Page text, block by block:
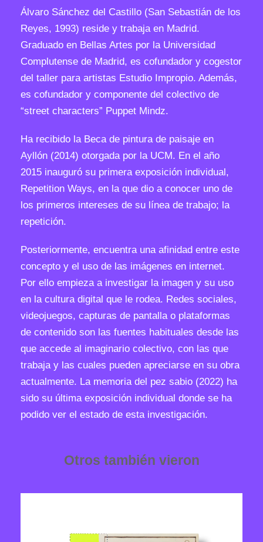
r
m
e
n
l
0
1
"
c
a
n
i
d
a
d
Álvaro Sánchez del Castillo (San Sebastián de los
Reyes, 1993) reside y trabaja en Madrid.
Graduado en Bellas Artes por la Universidad
Complutense de Madrid, es cofundador y cogestor
del taller para artistas Estudio Impropio. Además,
es cofundador y componente del colectivo de
“street characters” Puppet Mindz.
Ha recibido la Beca de pintura de paisaje en
Ayllón (2014) otorgada por la UCM. En el año
2015 inauguró su primera exposición individual,
Repetition Ways, en la que dio a conocer uno de
los primeros intereses de su línea de trabajo; la
repetición.
Posteriormente, encuentra una afinidad entre este
concepto y el uso de las imágenes en internet.
Por ello empieza a investigar la imagen y su uso
en la cultura digital que le rodea. Redes sociales,
videojuegos, capturas de pantalla o plataformas
de contenido son las fuentes habituales desde las
que accede al imaginario colectivo, con las que
trabaja y las cuales pueden apreciarse en su obra
actualmente. La memoria del pez sabio (2022) ha
sido su última exposición individual donde se ha
podido ver el estado de esta investigación.
Otros también vieron